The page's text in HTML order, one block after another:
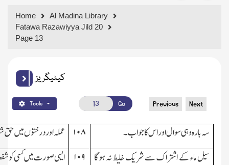
Home
Al Madina Library
Fatawa Razawiyya Jild 20
Page 13
کیٹیگریز
Tools Go Previous Next
سہ بارہ وہی سوال اور اس کا جواب۔ ۱۰۸
عملہ اور درختوں میں
سیل ماء کے اشتراك سے شریك خلیط نہ ہوگا
۱۰۹ ایسی صورت میں کسی کو